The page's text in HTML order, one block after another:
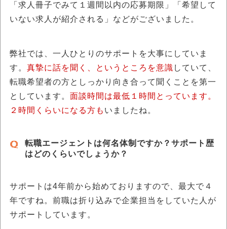
「求人冊子でみて１週間以内の応募期限」「希望して
いない求人が紹介される」などがございました。
弊社では、一人ひとりのサポートを大事にしていま
す。 真摯に話を聞く、というところを意識 していて、
転職希望者の方としっかり向き合って聞くことを第一
としています。 面談時間は最低１時間とっています。
２時間くらいになる方も いましたね。
転職エージェントは何名体制ですか？サポート歴
はどのくらいでしょうか？
サポートは4年前から始めておりますので、最大で４
年ですね。前職は折り込みで企業担当をしていた人が
サポートしています。